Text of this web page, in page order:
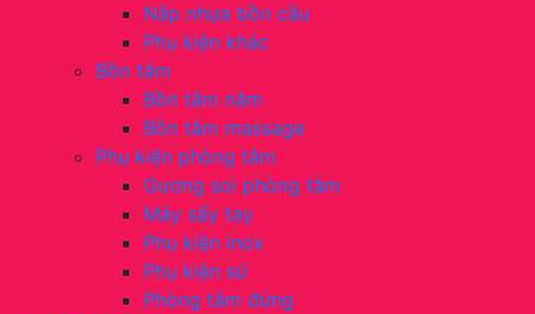
Nắp nhựa bồn cầu
Phụ kiện khác
Bồn tắm
Bồn tắm nằm
Bồn tắm massage
Phụ kiện phòng tắm
Gương soi phòng tắm
Máy sấy tay
Phụ kiện inox
Phụ kiện sứ
Phòng tắm đứng